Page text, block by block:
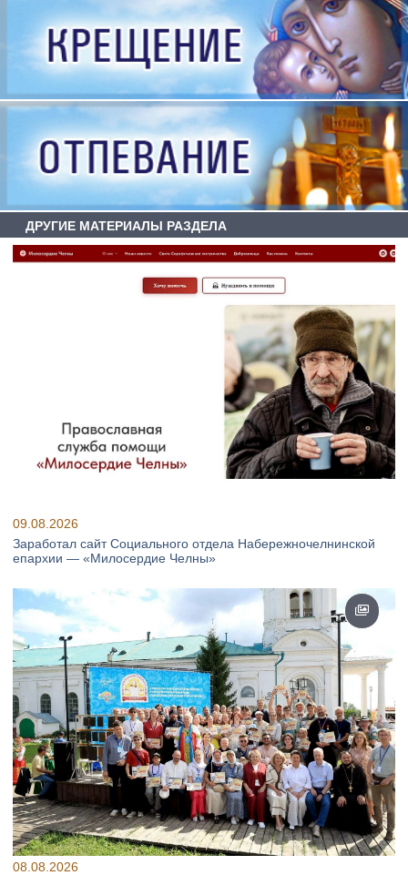
ДРУГИЕ МАТЕРИАЛЫ РАЗДЕЛА
09.08.2026
Заработал сайт Социального отдела Набережночелнинской
епархии — «Милосердие Челны»
08.08.2026